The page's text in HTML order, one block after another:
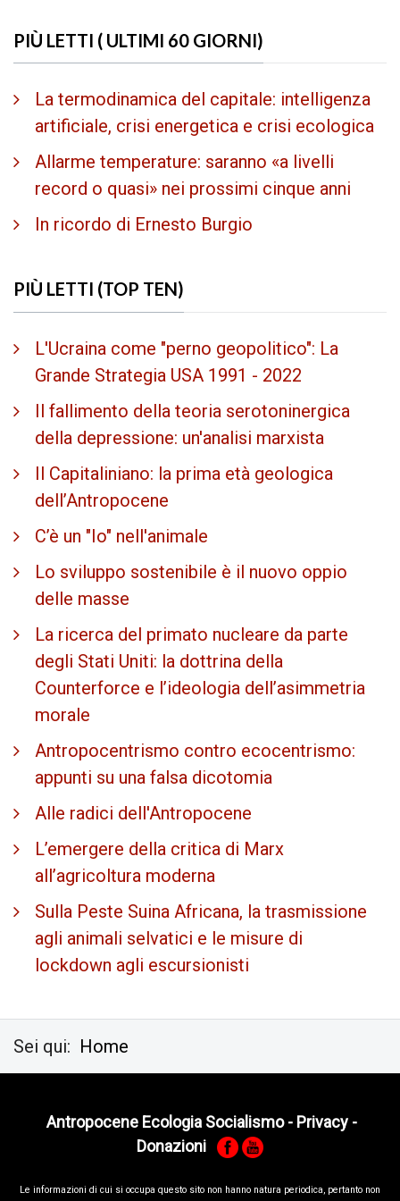
PIÙ LETTI ( ULTIMI 60 GIORNI)
La termodinamica del capitale: intelligenza
artificiale, crisi energetica e crisi ecologica
Allarme temperature: saranno «a livelli
record o quasi» nei prossimi cinque anni
In ricordo di Ernesto Burgio
PIÙ LETTI (TOP TEN)
L'Ucraina come "perno geopolitico": La
Grande Strategia USA 1991 - 2022
Il fallimento della teoria serotoninergica
della depressione: un'analisi marxista
Il Capitaliniano: la prima età geologica
dell’Antropocene
C’è un "Io" nell'animale
Lo sviluppo sostenibile è il nuovo oppio
delle masse
La ricerca del primato nucleare da parte
degli Stati Uniti: la dottrina della
Counterforce e l’ideologia dell’asimmetria
morale
Antropocentrismo contro ecocentrismo:
appunti su una falsa dicotomia
Alle radici dell'Antropocene
L’emergere della critica di Marx
all’agricoltura moderna
Sulla Peste Suina Africana, la trasmissione
agli animali selvatici e le misure di
lockdown agli escursionisti
Sei qui: Home
Antropocene Ecologia Socialismo - Privacy -
Donazioni
Le informa­zioni di cui si occupa questo sito non hanno na­tura periodica, pertanto non